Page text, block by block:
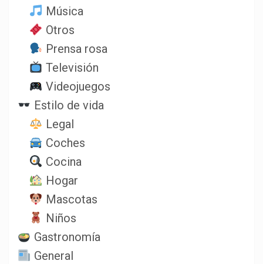
Música
Otros
Prensa rosa
Televisión
Videojuegos
Estilo de vida
Legal
Coches
Cocina
Hogar
Mascotas
Niños
Gastronomía
General